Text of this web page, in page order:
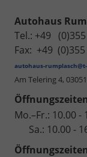
Autohaus
Tel.: +49
Fax: +49
autohaus-
Am Telering 4,
Mo.–Fr.: 10.00 -
Sa.: 10.00 -